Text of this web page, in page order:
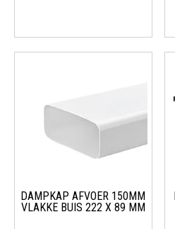
DAMPKAP AFVOER 150MM
VLAKKE BUIS 222 X 89 MM